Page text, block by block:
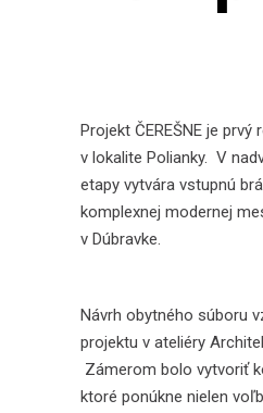
Projekt ČEREŠNE je
v lokalite Polianky. V
etapy vytvára vstupnú
komplexnej modernej
v Dúbravke.
Návrh obytného súboru
projektu v ateliéry
Zámerom bolo vytvoriť
ktoré ponúkne nielen